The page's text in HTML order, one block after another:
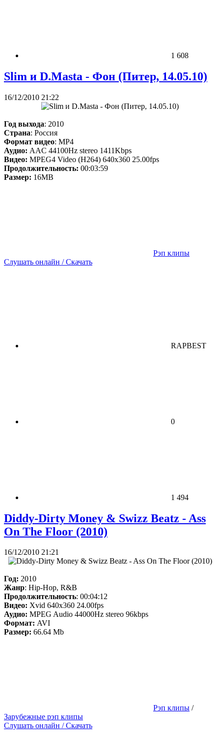
1 608
Slim и D.Masta - Фон (Питер, 14.05.10)
16/12/2010 21:22
Год выхода: 2010
Страна: Россия
Формат видео: MP4
Аудио: AAC 44100Hz stereo 1411Kbps
Видео: MPEG4 Video (H264) 640x360 25.00fps
Продолжительность: 00:03:59
Размер: 16MB
Рэп клипы
Слушать онлайн / Скачать
RAPBEST
0
1 494
Diddy-Dirty Money & Swizz Beatz - Ass
On The Floor (2010)
16/12/2010 21:21
Год: 2010
Жанр: Hip-Hop, R&B
Продолжительность: 00:04:12
Видео: Xvid 640x360 24.00fps
Аудио: MPEG Audio 44000Hz stereo 96kbps
Формат: AVI
Размер: 66.64 Mb
Рэп клипы /
Зарубежные рэп клипы
Слушать онлайн / Скачать